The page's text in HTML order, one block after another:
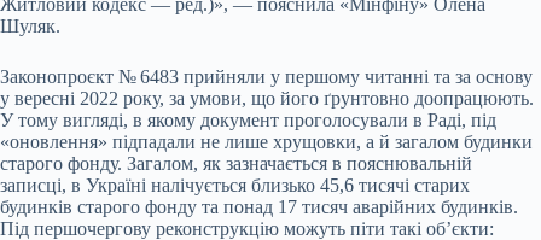
Шуляк.
Законопроєкт № 6483 прийняли у першому читанні та за основу
у вересні 2022 року, за умови, що його ґрунтовно доопрацюють.
У тому вигляді, в якому документ проголосували в Раді, під
«оновлення» підпадали не лише хрущовки, а й загалом будинки
старого фонду. Загалом, як зазначається в пояснювальній
записці, в Україні налічується близько 45,6 тисячі старих
будинків старого фонду та понад 17 тисяч аварійних будинків.
Під першочергову реконструкцію можуть піти такі об’єкти: